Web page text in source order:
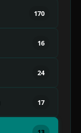
170
16
24
17